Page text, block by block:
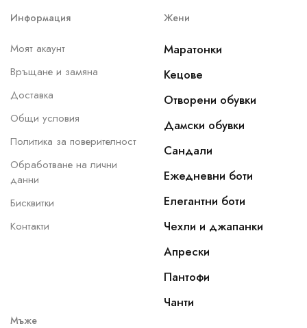
Информация
Моят акаунт
Връщане и замяна
Доставка
Общи условия
Политика за поверителност
Обработване на лични
данни
Бисквитки
Контакти
Жени
Маратонки
Кецове
Отворени обувки
Дамски обувки
Сандали
Ежедневни боти
Елегантни боти
Чехли и джапанки
Апрески
Пантофи
Чанти
Мъже